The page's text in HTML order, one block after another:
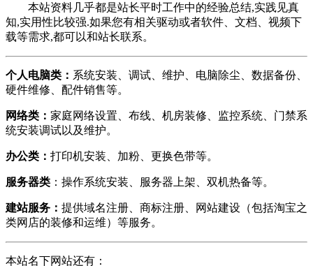
本站资料几乎都是站长平时工作中的经验总结,实践见真
知,实用性比较强.如果您有相关驱动或者软件、文档、视频下
载等需求,都可以和站长联系。
个人电脑类： 系统安装、调试、维护、电脑除尘、数据备份、
硬件维修、配件销售等。
网络类： 家庭网络设置、布线、机房装修、监控系统、门禁系
统安装调试以及维护。
办公类： 打印机安装、加粉、更换色带等。
服务器类 ：操作系统安装、服务器上架、双机热备等。
建站服务： 提供域名注册、商标注册、网站建设（包括淘宝之
类网店的装修和运维）等服务。
本站名下网站还有：